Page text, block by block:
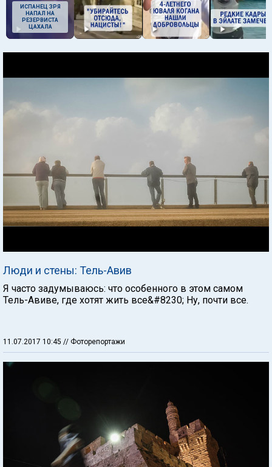
ИСПАНЕЦ ЗРЯ
НАПАЛ НА
РЕЗЕРВИСТА
ЦАХАЛА
Люди и стены: Тель-Авив
Я часто задумываюсь: что особенного в этом самом
Тель-Авиве, где хотят жить все&#8230; Ну, почти все.
11.07.2017 10:45 // Фоторепортажи